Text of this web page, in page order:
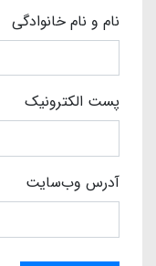
نام و نام خانوادگی
پست الکترونیک
آدرس وب‌سایت